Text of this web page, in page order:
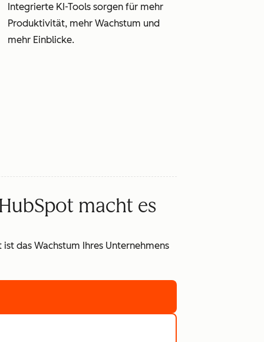
Integrierte KI-Tools sorgen für mehr
Produktivität, mehr Wachstum und
mehr Einblicke.
macht es
das Wachstum Ihres Unternehmens